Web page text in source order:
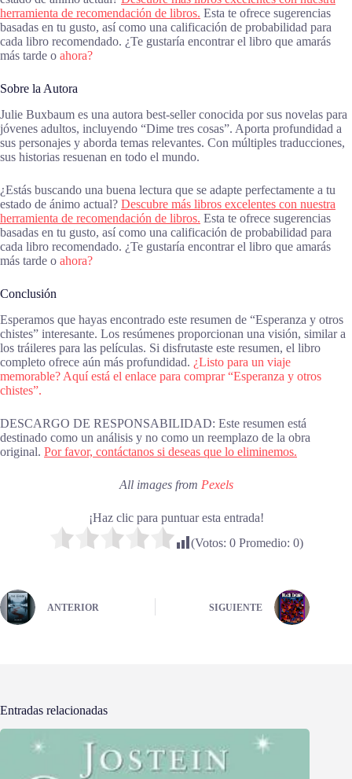
herramienta de recomendación de libros. Esta te ofrece sugerencias
basadas en tu gusto, así como una calificación de probabilidad para
cada libro recomendado. ¿Te gustaría encontrar el libro que amarás
más tarde o ahora?
Sobre la Autora
Julie Buxbaum es una autora best-seller conocida por sus novelas para
jóvenes adultos, incluyendo “Dime tres cosas”. Aporta profundidad a
sus personajes y aborda temas relevantes. Con múltiples traducciones,
sus historias resuenan en todo el mundo.
¿Estás buscando una buena lectura que se adapte perfectamente a tu
estado de ánimo actual? Descubre más libros excelentes con nuestra
herramienta de recomendación de libros. Esta te ofrece sugerencias
basadas en tu gusto, así como una calificación de probabilidad para
cada libro recomendado. ¿Te gustaría encontrar el libro que amarás
más tarde o ahora?
Conclusión
Esperamos que hayas encontrado este resumen de “Esperanza y otros
chistes” interesante. Los resúmenes proporcionan una visión, similar a
los tráileres para las películas. Si disfrutaste este resumen, el libro
completo ofrece aún más profundidad. ¿Listo para un viaje
memorable? Aquí está el enlace para comprar “Esperanza y otros
chistes”.
DESCARGO DE RESPONSABILIDAD: Este resumen está
destinado como un análisis y no como un reemplazo de la obra
original. Por favor, contáctanos si deseas que lo eliminemos.
All images from Pexels
¡Haz clic para puntuar esta entrada!
(Votos: 0Promedio: 0)
ANTERIOR SIGUIENTE
Entradas relacionadas